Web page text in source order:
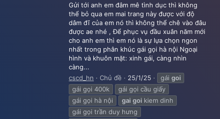
Gửi tới anh em đâm mê tình dục thì không
thể bỏ qua em mai trang này được với độ
dâm đĩ của em nó thì không thể chê vào đâu
được ae nhé , Để phục vụ đầu xuân năm mới
cho anh em thì em nó là sự lựa chọn ngon
nhất trong phân khúc gái gọi hà nội Ngoại
hình và khuôn mặt: xinh gái, càng nhìn
càng...
cscd_hn
Chủ đề 25/1/25 gái goi
gái gọi 400k
gái gọi cầu giấy
gái gọi hà nội
gai goi kiem dinh
gái gọi trần duy hưng